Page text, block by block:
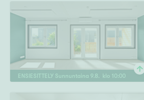
Uudiskohteet
Arvokohteet
ENSIESITTELY Sunnuntaina 9. 8 . klo 10:00